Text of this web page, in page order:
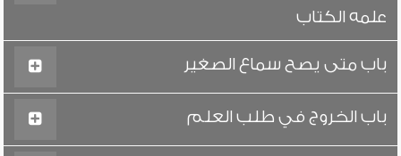
علمه الكتاب
باب متى يصح سماع الصغير
باب الخروج في طلب العلم